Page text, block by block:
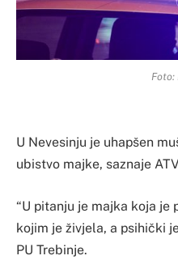
Foto:
U Nevesinju je uhapšen
ubistvo majke, saznaje
“U pitanju je majka koja je
kojim je živjela, a psihički
PU Trebinje.